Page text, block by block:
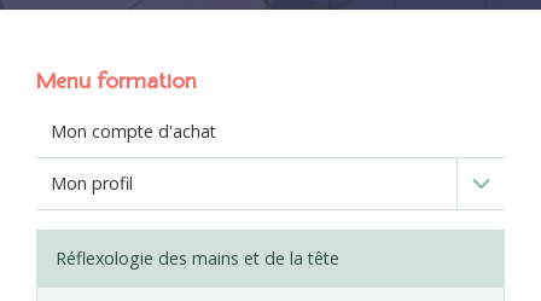
Menu formation
Mon compte d'achat
Mon profil
Réflexologie des mains et de la tête